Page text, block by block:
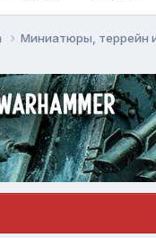
Миниатюры, террейн